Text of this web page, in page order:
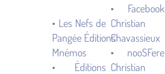
• Les Nefs de
Pangée Éditions
Mnémos
• Éditions
• Facebook
Christian
Chavassieux
• nooSFere
Christian